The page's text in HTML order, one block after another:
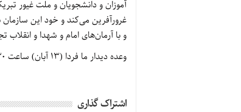
آموزان و دانشجویان و ملت غیور
غرورآفرین می‌کند و خود این
و با آرمان‌های امام و شهدا و انقلاب
وعده دیدار ما فردا (13 آبان) ساعت 10:30 دقیقه قبل از ظهر – میدان شهرداری اهر
اشتراک گذاری